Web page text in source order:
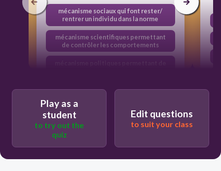
mécanisme sociaux qui font rester/
rentrer un individu dans la norme
mécanisme scientifiques permettant
de contrôler les comportements
mécanismes économiques permettant
Play as a
student
to try out the
quiz
Edit questions
to suit your class